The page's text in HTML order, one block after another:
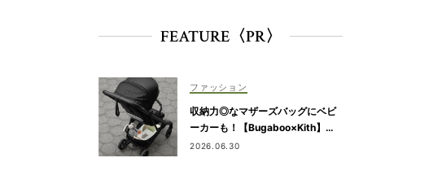
FEATURE〈PR〉
ファッション
収納力◎なマザーズバッグにベビ
ーカーも！【Bugaboo×Kith】が
限定コラボ
2026.06.30